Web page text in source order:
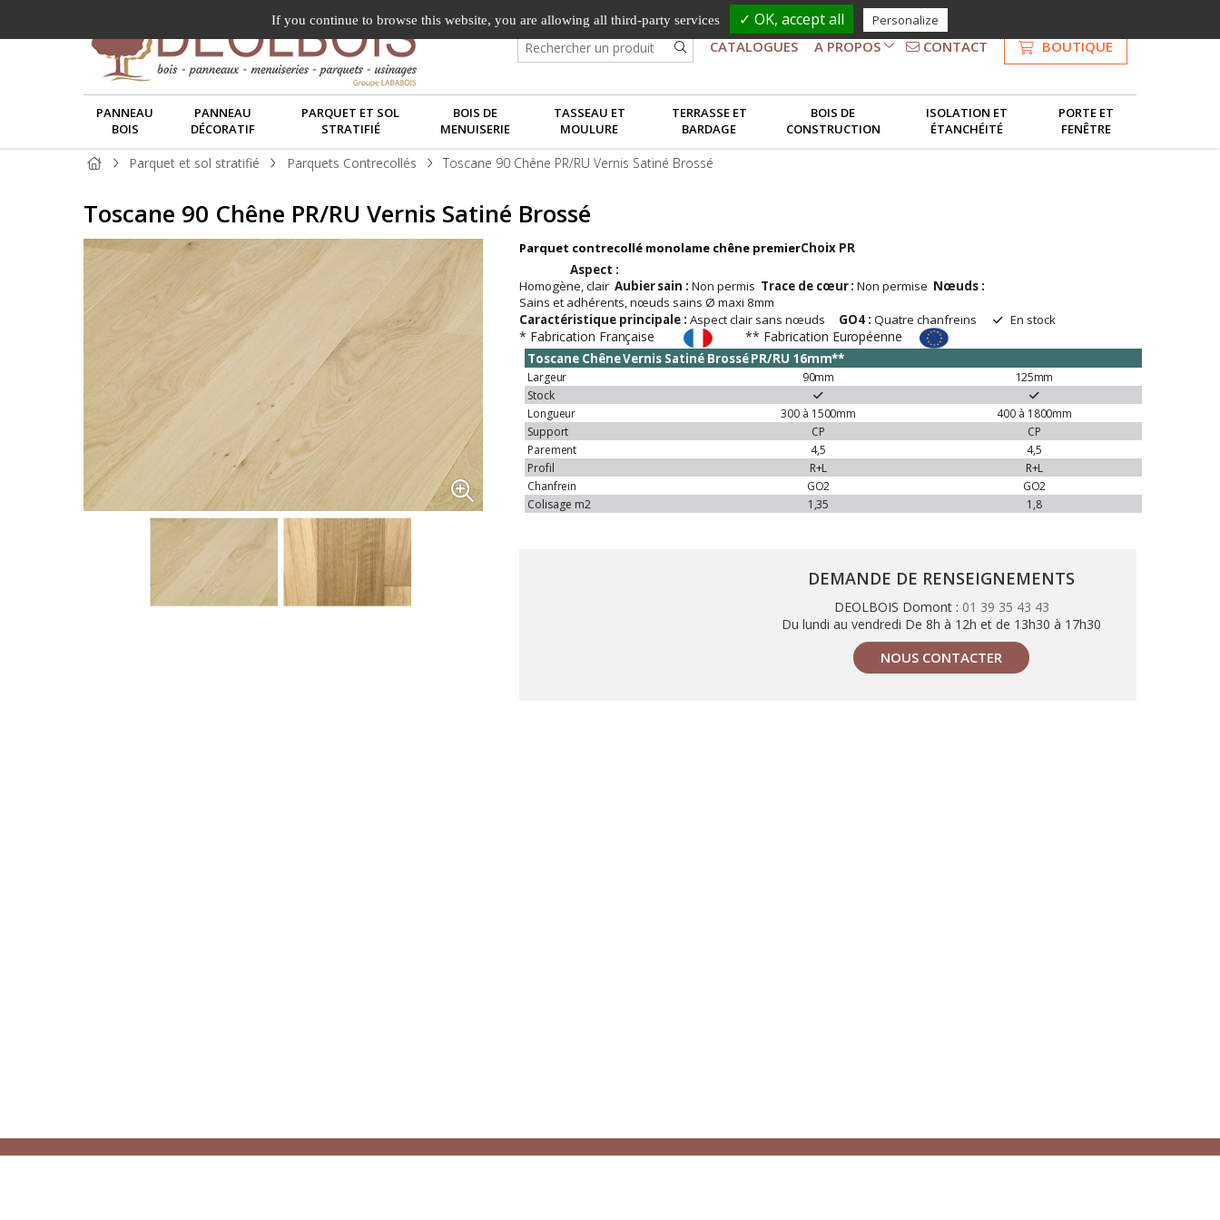
CATALOGUES A PROPOS
NOS SERVICES
LE GROUPE
CONTACT BOUTIQUE
PANNEAU
BOIS
PANNEAU
DÉCORATIF
PARQUET ET SOL
STRATIFIÉ
BOIS DE
MENUISERIE
TASSEAU ET
MOULURE
TERRASSE ET
BARDAGE
BOIS DE
CONSTRUCTION
ISOLATION ET
ÉTANCHÉITÉ
PORTE ET
FENÊTRE
Parquet et sol stratifié Parquets Contrecollés Toscane 90 Chêne PR/RU Vernis Satiné Brossé
Toscane 90 Chêne PR/RU Vernis Satiné Brossé
Parquet contrecollé monolame chêne premierChoix PR
Aspect :
Homogène,clair Aubiersain :Non permis Trace de cœur:Non permise Nœuds :
Sains et adhérents,nœuds sains Ø maxi 8mm
Caractéristique principale : Aspect clair sans nœuds GO4 : Quatre chanfreins En stock
* Fabrication Française ** Fabrication Européenne
Toscane ChêneVernis Satiné BrosséPR/RU 16mm**
Largeur 90mm
125mm
Stock
Longueur
300 à 1500mm 400 à 1800mm
Support
CP
CP
Parement
4,5
4,5
Profil
R+L
R+L
Chanfrein
GO2
GO2
Colisage m2 1,35 1,8
DEMANDE DE RENSEIGNEMENTS
DEOLBOIS Domont : 01 39 35 43 43
Du lundi au vendredi De 8h à 12h et de 13h30 à 17h30
NOUS CONTACTER
If you continue to browse this website, you are allowing all third-party services ✓ OK, accept all Personalize